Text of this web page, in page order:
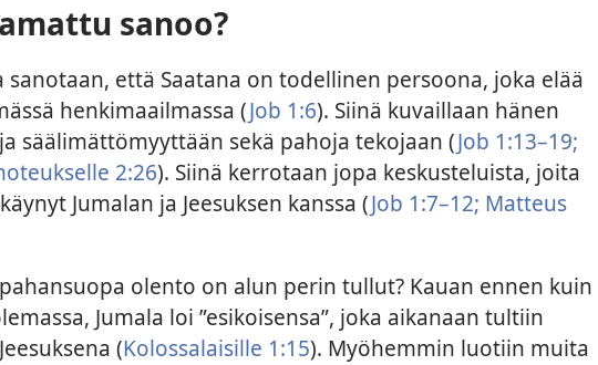
sanoo?
sanotaan, että Saatana on todellinen persoona, joka elää
henkimaailmassa (Job 1:6). Siinä kuvaillaan hänen
säälimättömyyttään sekä pahoja tekojaan (Job 1:13–19;
2:26). Siinä kerrotaan jopa keskusteluista, joita
Jumalan ja Jeesuksen kanssa (Job 1:7–12; Matteus
olento on alun perin tullut? Kauan ennen kuin
Jumala loi ”esikoisensa”, joka aikanaan tultiin
(Kolossalaisille 1:15). Myöhemmin luotiin muita